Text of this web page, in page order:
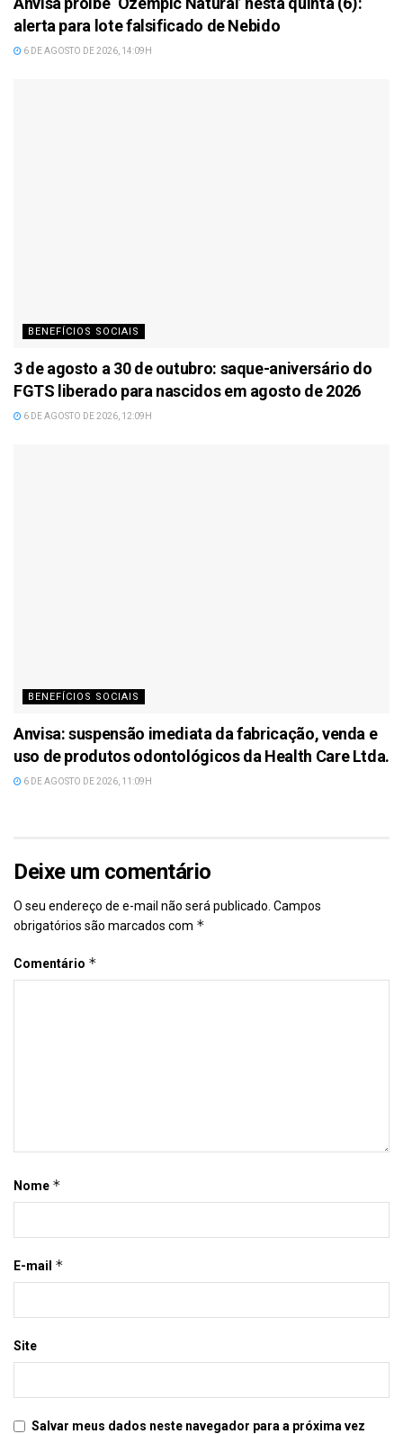
alerta para lote falsificado de Nebido
6 DE AGOSTO DE 2026, 14:09H
BENEFÍCIOS SOCIAIS
3 de agosto a 30 de outubro: saque-aniversário do
FGTS liberado para nascidos em agosto de 2026
6 DE AGOSTO DE 2026, 12:09H
BENEFÍCIOS SOCIAIS
Anvisa: suspensão imediata da fabricação, venda e
uso de produtos odontológicos da Health Care Ltda.
6 DE AGOSTO DE 2026, 11:09H
Deixe um comentário
O seu endereço de e-mail não será publicado. Campos
obrigatórios são marcados com *
Comentário *
Nome *
E-mail *
Site
Salvar meus dados neste navegador para a próxima vez